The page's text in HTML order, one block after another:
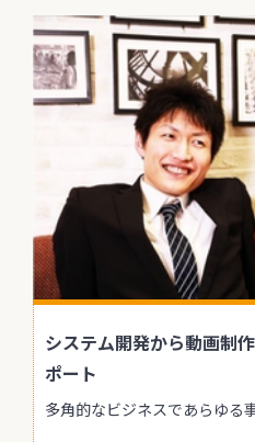
システム開発から動画制
ポート
多角的なビジネスであらゆる